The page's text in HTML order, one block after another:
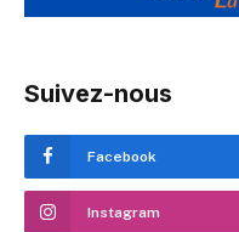
Suivez-nous
Facebook
Instagram